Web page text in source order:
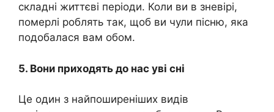
складні життєві періоди. Коли ви в зневірі,
помeрлі роблять так, щоб ви чули пісню, яка
подобалася вам обом.
5. Вони приходять до нас уві сні
Це один з найпоширеніших видів